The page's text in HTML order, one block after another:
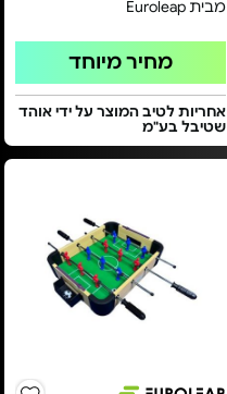
מבית Euroleap
מחיר מיוחד
אחריות לטיב המוצר על ידי אוהד
שטיבל בע"מ